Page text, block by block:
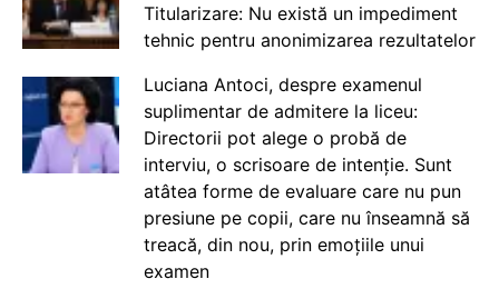
Titularizare: Nu există un impediment
tehnic pentru anonimizarea rezultatelor
Luciana Antoci, despre examenul
suplimentar de admitere la liceu:
Directorii pot alege o probă de
interviu, o scrisoare de intenție. Sunt
atâtea forme de evaluare care nu pun
presiune pe copii, care nu înseamnă să
treacă, din nou, prin emoțiile unui
examen